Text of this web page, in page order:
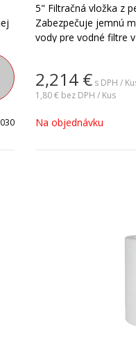
5" Filtračná vložka z
Zabezpečuje jemnú
vody pre vodné filtre
priemysle. Je
slizu, hrdze a
Jemnosť filtrácie vody:
2,214 € s DPH /
1,80 € bez DPH / Kus
Na objednávku